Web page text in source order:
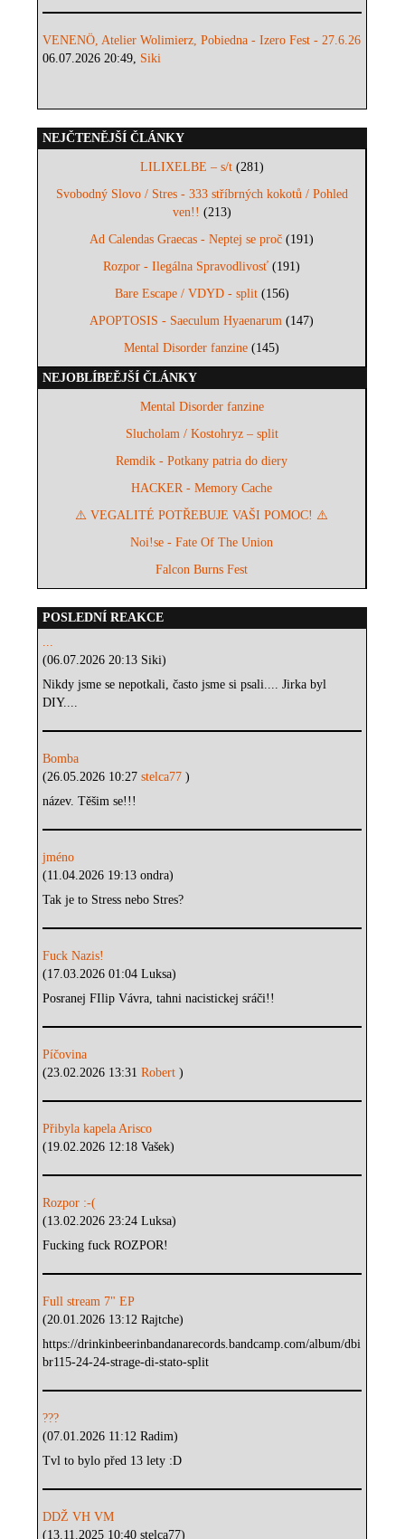
VENENÖ, Atelier Wolimierz, Pobiedna - Izero Fest - 27.6.26
06.07.2026 20:49, Siki
NEJČTENĚJŠÍ ČLÁNKY
LILIXELBE – s/t(281)
Svobodný Slovo / Stres - 333 stříbrných kokotů / Pohled
ven!! (213)
Ad Calendas Graecas - Neptej se proč (191)
Rozpor - Ilegálna Spravodlivosť (191)
Bare Escape / VDYD - split(156)
APOPTOSIS - Saeculum Hyaenarum (147)
Mental Disorder fanzine (145)
NEJOBLÍBEĚJŠÍ ČLÁNKY
Mental Disorder fanzine
Slucholam / Kostohryz – split
Remdik - Potkany patria do diery
HACKER - Memory Cache
⚠️ VEGALITÉ POTŘEBUJE VAŠI POMOC! ⚠️
Noi!se - Fate Of The Union
Falcon Burns Fest
POSLEDNÍ REAKCE
...
(06.07.2026 20:13 Siki)
Nikdy jsme se nepotkali, často jsme si psali.... Jirka byl
DIY....
Bomba
(26.05.2026 10:27stelca77)
název. Těšim se!!!
jméno
(11.04.2026 19:13 ondra)
Tak je to Stress nebo Stres?
Fuck Nazis!
(17.03.2026 01:04 Luksa)
Posranej FIlip Vávra, tahni nacistickej sráči!!
Píčovina
(23.02.2026 13:31Robert)
Přibyla kapela Arisco
(19.02.2026 12:18 Vašek)
Rozpor :-(
(13.02.2026 23:24 Luksa)
Fucking fuck ROZPOR!
Full stream 7" EP
(20.01.2026 13:12 Rajtche)
https://drinkinbeerinbandanarecords.bandcamp.com/album/dbi
br115-24-24-strage-di-stato-split
???
(07.01.2026 11:12 Radim)
Tvl to bylo před 13 lety :D
DDŽ VH VM
(13.11.2025 10:40 stelca77)